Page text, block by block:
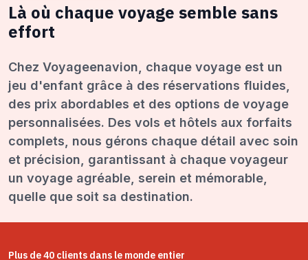
Là où chaque voyage semble sans
effort
Chez Voyageenavion, chaque voyage est un
jeu d'enfant grâce à des réservations fluides,
des prix abordables et des options de voyage
personnalisées. Des vols et hôtels aux forfaits
complets, nous gérons chaque détail avec soin
et précision, garantissant à chaque voyageur
un voyage agréable, serein et mémorable,
quelle que soit sa destination.
Plus de 40 clients dans le monde entier